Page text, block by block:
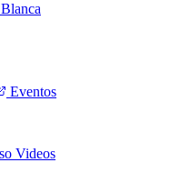
Eventos
Videos